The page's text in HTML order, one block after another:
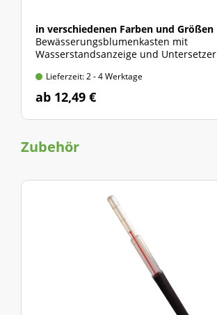
in verschiedenen Farben und Größen
Bewässerungsblumenkasten mit
Wasserstandsanzeige und Untersetzer
Lieferzeit: 2 - 4 Werktage
ab 12,49 €
Zubehör